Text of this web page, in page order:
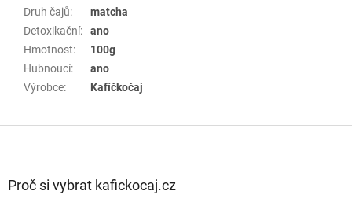
Druh čajů:
matcha
Detoxikační:
ano
Hmotnost:
100g
Hubnoucí:
ano
Výrobce: Kafíčkočaj
Proč si vybrat kafickocaj.cz